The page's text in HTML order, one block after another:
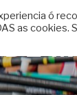
ó
as